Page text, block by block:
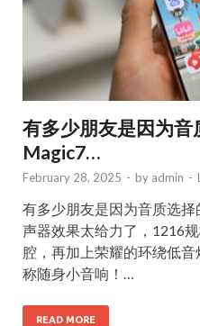
有多少朋友是因为音
Magic7…
February 28, 2025 - by admin -
有多少朋友是因为音质选
声器效果太给力了，1216
腔，再加上荣耀的环绕低
称随身小音响！…
READ MORE